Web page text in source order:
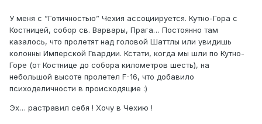
У меня с ”Готичностью” Чехия ассоциируется. Кутно-Гора с
Костницей, собор св. Варвары, Прага… Постоянно там
казалось, что пролетят над головой Шаттлы или увидишь
колонны Имперской Гвардии. Кстати, когда мы шли по Кутно-
Горе (от Костнице до собора километров шесть), на
небольшой высоте пролетел F-16, что добавило
психоделичности в происходящие :)
Эх… растравил себя ! Хочу в Чехию !